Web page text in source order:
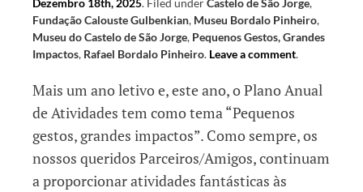
Fundação Calouste Gulbenkian, Museu Bordalo Pinheiro,
Museu do Castelo de São Jorge, Pequenos Gestos, Grandes
Impactos, Rafael Bordalo Pinheiro. Leave a comment.
Mais um ano letivo e, este ano, o Plano Anual
de Atividades tem como tema “Pequenos
gestos, grandes impactos”. Como sempre, os
nossos queridos Parceiros/Amigos, continuam
a proporcionar atividades fantásticas às